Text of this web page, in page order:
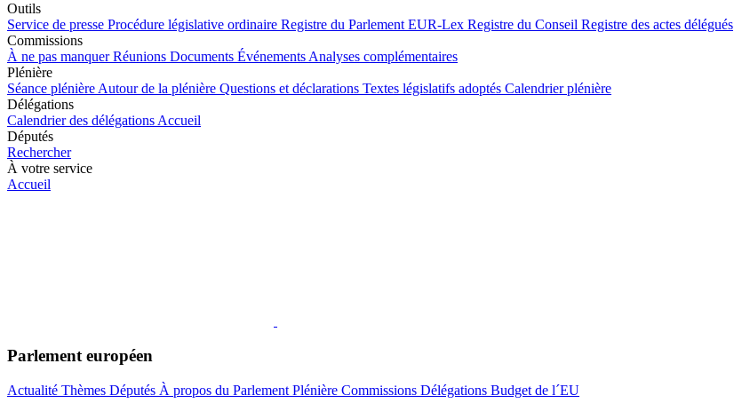
Outils
Service de presse Procédure législative ordinaire Registre du Parlement EUR-Lex Registre du Conseil Registre des actes délégués
Commissions
À ne pas manquer Réunions Documents Événements Analyses complémentaires
Plénière
Séance plénière Autour de la plénière Questions et déclarations Textes législatifs adoptés Calendrier plénière
Délégations
Calendrier des délégations Accueil
Députés
Rechercher
À votre service
Accueil
Parlement européen
Actualité Thèmes Députés À propos du Parlement Plénière Commissions Délégations Budget de l´EU